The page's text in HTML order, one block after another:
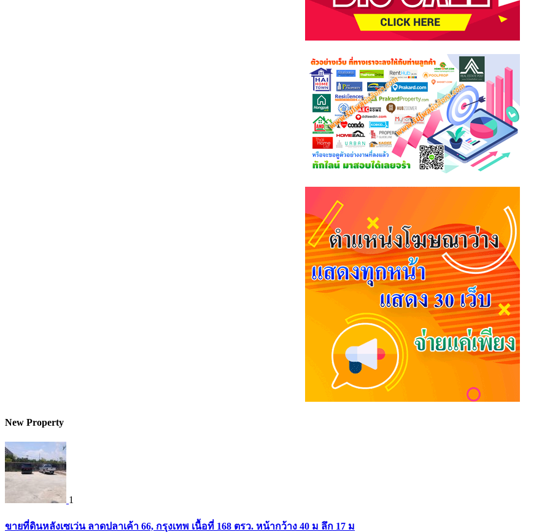
New Property
1
ขายที่ดินหลังเซเว่น ลาดปลาเค้า 66, กรุงเทพ เนื้อที่ 168 ตรว. หน้ากว้าง 40 ม ลึก 17 ม